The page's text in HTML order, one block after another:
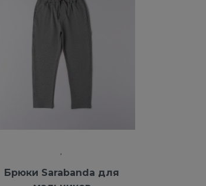
Брюки Sarabanda для